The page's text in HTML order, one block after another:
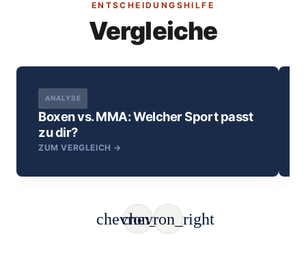
ENTSCHEIDUNGSHILFE
Vergleiche
ANALYSE
Boxen vs. MMA: Welcher Sport passt
zu dir?
ZUM VERGLEICH →
chevron_left
chevron_right